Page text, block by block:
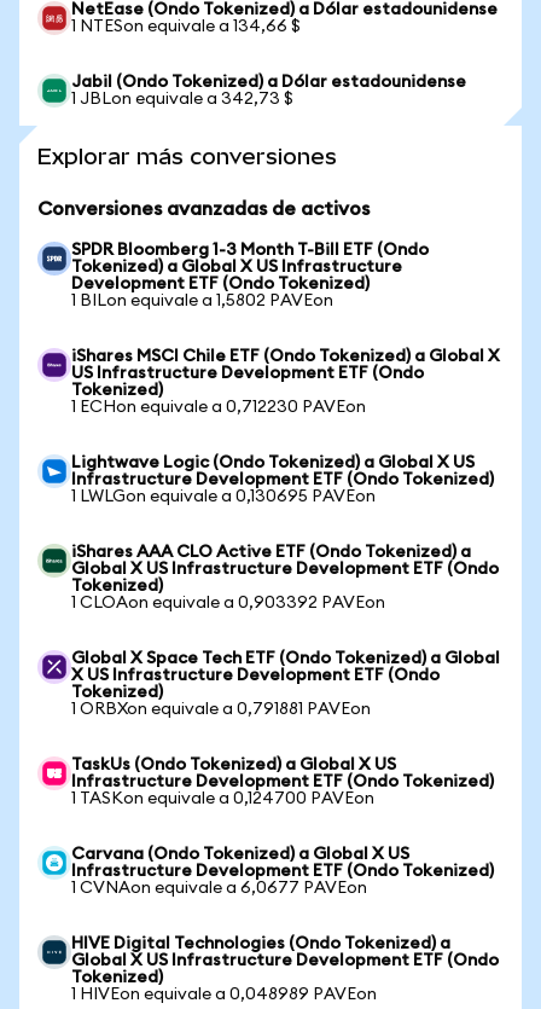
NetEase (Ondo Tokenized) a Dólar estadounidense
1 NTESon equivale a 134,66 $
Jabil (Ondo Tokenized) a Dólar estadounidense
1 JBLon equivale a 342,73 $
Explorar más conversiones
Conversiones avanzadas de activos
SPDR Bloomberg 1-3 Month T-Bill ETF (Ondo
Tokenized) a Global X US Infrastructure
Development ETF (Ondo Tokenized)
1 BILon equivale a 1,5802 PAVEon
iShares MSCI Chile ETF (Ondo Tokenized) a Global X
US Infrastructure Development ETF (Ondo
Tokenized)
1 ECHon equivale a 0,712230 PAVEon
Lightwave Logic (Ondo Tokenized) a Global X US
Infrastructure Development ETF (Ondo Tokenized)
1 LWLGon equivale a 0,130695 PAVEon
iShares AAA CLO Active ETF (Ondo Tokenized) a
Global X US Infrastructure Development ETF (Ondo
Tokenized)
1 CLOAon equivale a 0,903392 PAVEon
Global X Space Tech ETF (Ondo Tokenized) a Global
X US Infrastructure Development ETF (Ondo
Tokenized)
1 ORBXon equivale a 0,791881 PAVEon
TaskUs (Ondo Tokenized) a Global X US
Infrastructure Development ETF (Ondo Tokenized)
1 TASKon equivale a 0,124700 PAVEon
Carvana (Ondo Tokenized) a Global X US
Infrastructure Development ETF (Ondo Tokenized)
1 CVNAon equivale a 6,0677 PAVEon
HIVE Digital Technologies (Ondo Tokenized) a
Global X US Infrastructure Development ETF (Ondo
Tokenized)
1 HIVEon equivale a 0,048989 PAVEon